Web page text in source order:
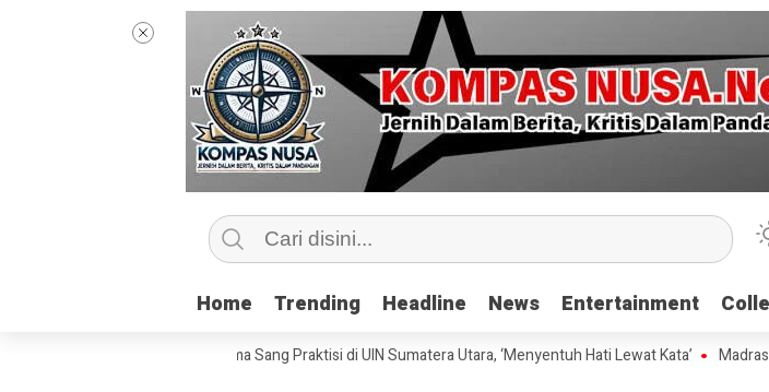
Home Trending Headline News Entertainment
Home Trending Headline News Entertainment
Jurnalisme Bersama Sang Praktisi di UIN Sumatera Utara, ‘Menyentuh Hati Lewat Kata’ Madrasah